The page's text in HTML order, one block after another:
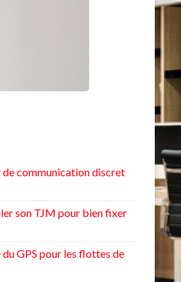
de communication discret
son TJM pour bien fixer
GPS pour les flottes de